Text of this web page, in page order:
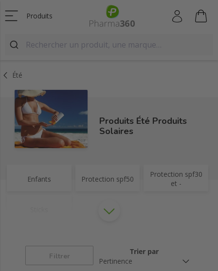
Produits
Été
Produits Été Produits
Solaires
Enfants Protection spf50
Protection spf30
et -
Filtrer
Trier par